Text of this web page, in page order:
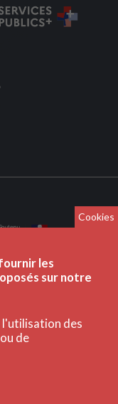
Cookies
les
sur notre
l'utilisation des
de